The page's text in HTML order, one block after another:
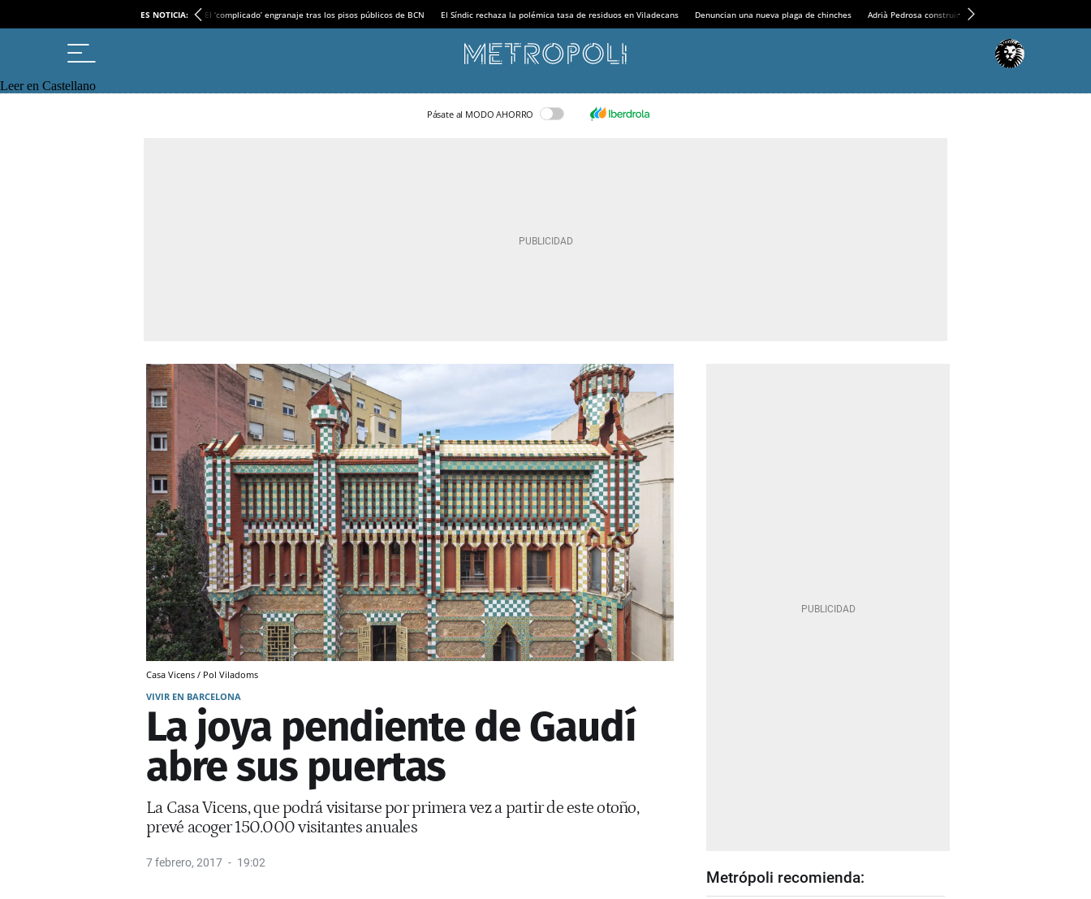
ES NOTICIA: El ‘complicado’ engranaje tras los pisos públicos de BCN El Síndic rechaza la polémica tasa de residuos en Viladecans Denuncian una nueva plaga de chinches Adrià Pedrosa construirá la nueva residencia en el
Leer en Castellano
Pásate al MODO AHORRO
Casa Vicens / Pol Viladoms
VIVIR EN BARCELONA
La joya pendiente de Gaudí
abre sus puertas
La Casa Vicens, que podrá visitarse por primera vez a partir de este otoño,
prevé acoger 150.000 visitantes anuales
7 febrero, 2017 19:02
Metrópoli recomienda: